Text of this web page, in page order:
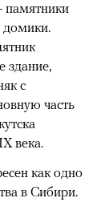
памятники
домики.
здание,
с
часть
века.
как одно
в Сибири.